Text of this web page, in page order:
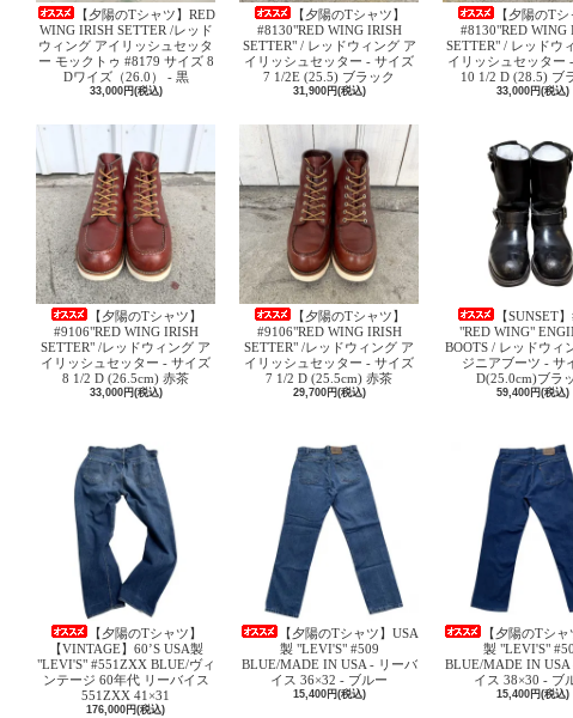
【夕陽のTシャツ】RED
WING IRISH SETTER /レッド
ウィング アイリッシュセッタ
ー モックトゥ #8179 サイズ 8
Dワイズ（26.0） - 黒
33,000円(税込)
【夕陽のTシャツ】
#8130"RED WING IRISH
SETTER" / レッドウィング ア
イリッシュセッター - サイズ
7 1/2E (25.5) ブラック
31,900円(税込)
【夕陽のTシ
#8130"RED WING
SETTER" / レッドウ
イリッシュセッター
10 1/2 D (28.5) ブ
33,000円(税込)
【夕陽のTシャツ】
#9106"RED WING IRISH
SETTER" /レッドウィング ア
イリッシュセッター - サイズ
8 1/2 D (26.5cm) 赤茶
33,000円(税込)
【夕陽のTシャツ】
#9106"RED WING IRISH
SETTER" /レッドウィング ア
イリッシュセッター - サイズ
7 1/2 D (25.5cm) 赤茶
29,700円(税込)
【SUNSET
"RED WING"
BOOTS / レッドウィ
ジニアブーツ - サ
D(25.0cm)ブラ
59,400円(税込)
【夕陽のTシャツ】
【VINTAGE】60’S USA製
"LEVI'S" #551ZXX BLUE/ヴィ
ンテージ 60年代 リーバイス
551ZXX 41×31
176,000円(税込)
【夕陽のTシャツ】USA
製 "LEVI'S" #509
BLUE/MADE IN USA - リーバ
イス 36×32 - ブルー
15,400円(税込)
【夕陽のTシ
製 "LEVI'S"
BLUE/MADE IN USA
イス 38×30 - ブ
15,400円(税込)